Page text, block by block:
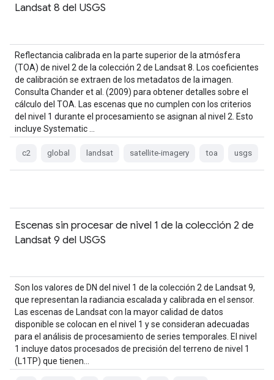
Landsat 8 del USGS
Reflectancia calibrada en la parte superior de la atmósfera
(TOA) de nivel 2 de la colección 2 de Landsat 8. Los coeficientes
de calibración se extraen de los metadatos de la imagen.
Consulta Chander et al. (2009) para obtener detalles sobre el
cálculo del TOA. Las escenas que no cumplen con los criterios
del nivel 1 durante el procesamiento se asignan al nivel 2. Esto
incluye Systematic …
c2 global landsat satellite-imagery toa usgs
Escenas sin procesar de nivel 1 de la colección 2 de
Landsat 9 del USGS
Son los valores de DN del nivel 1 de la colección 2 de Landsat 9,
que representan la radiancia escalada y calibrada en el sensor.
Las escenas de Landsat con la mayor calidad de datos
disponible se colocan en el nivel 1 y se consideran adecuadas
para el análisis de procesamiento de series temporales. El nivel
1 incluye datos procesados de precisión del terreno de nivel 1
(L1TP) que tienen…